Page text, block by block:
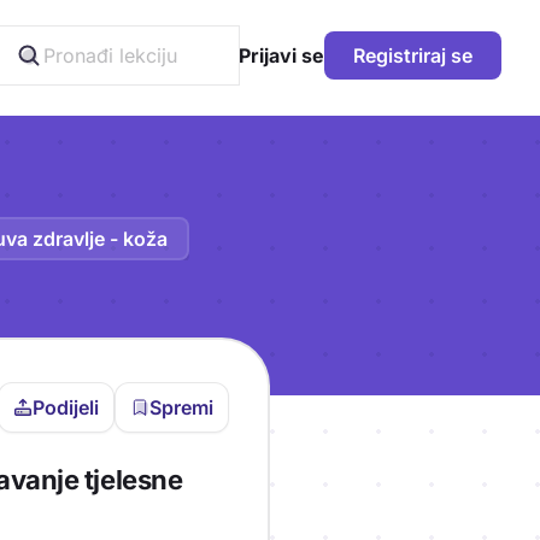
Prijavi se Registriraj se
zdravlje - koža
Podijeli Spremi
da bi pohranio
tjelesne